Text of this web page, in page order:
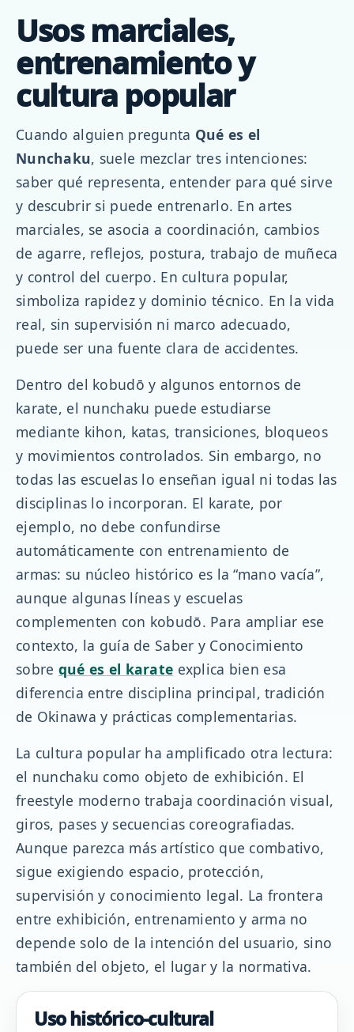
Usos marciales,
entrenamiento y
cultura popular
Cuando alguien pregunta Qué es el
Nunchaku, suele mezclar tres intenciones:
saber qué representa, entender para qué sirve
y descubrir si puede entrenarlo. En artes
marciales, se asocia a coordinación, cambios
de agarre, reflejos, postura, trabajo de muñeca
y control del cuerpo. En cultura popular,
simboliza rapidez y dominio técnico. En la vida
real, sin supervisión ni marco adecuado,
puede ser una fuente clara de accidentes.
Dentro del kobudō y algunos entornos de
karate, el nunchaku puede estudiarse
mediante kihon, katas, transiciones, bloqueos
y movimientos controlados. Sin embargo, no
todas las escuelas lo enseñan igual ni todas las
disciplinas lo incorporan. El karate, por
ejemplo, no debe confundirse
automáticamente con entrenamiento de
armas: su núcleo histórico es la “mano vacía”,
aunque algunas líneas y escuelas
complementen con kobudō. Para ampliar ese
contexto, la guía de Saber y Conocimiento
sobre qué es el karate explica bien esa
diferencia entre disciplina principal, tradición
de Okinawa y prácticas complementarias.
La cultura popular ha amplificado otra lectura:
el nunchaku como objeto de exhibición. El
freestyle moderno trabaja coordinación visual,
giros, pases y secuencias coreografiadas.
Aunque parezca más artístico que combativo,
sigue exigiendo espacio, protección,
supervisión y conocimiento legal. La frontera
entre exhibición, entrenamiento y arma no
depende solo de la intención del usuario, sino
también del objeto, el lugar y la normativa.
Uso histórico-cultural